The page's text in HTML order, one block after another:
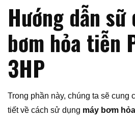
Hướng dẫn
bơm hỏa tiễn
3HP
Trong phần này, chúng ta sẽ cung
tiết về cách sử dụng máy bơm